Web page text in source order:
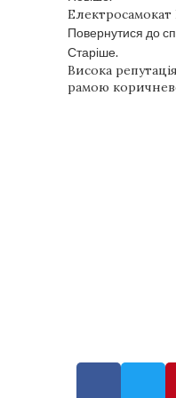
Повернутися до
Старіше.
Висока
рамою